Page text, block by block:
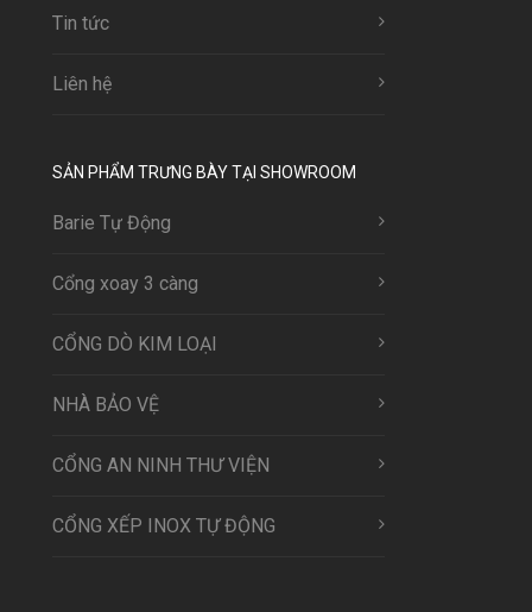
Tin tức
Liên hệ
SẢN PHẨM TRƯNG BÀY TẠI SHOWROOM
Barie Tự Động
Cổng xoay 3 càng
CỔNG DÒ KIM LOẠI
NHÀ BẢO VỆ
CỔNG AN NINH THƯ VIỆN
CỔNG XẾP INOX TỰ ĐỘNG